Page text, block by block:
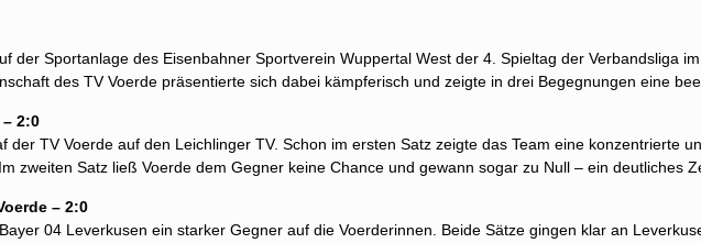
der Sportanlage des Eisenbahner Sportverein Wuppertal West der 4. Spieltag der Verbandsliga
des TV Voerde präsentierte sich dabei kämpferisch und zeigte in drei Begegnungen eine
2:0
der TV Voerde auf den Leichlinger TV. Schon im ersten Satz zeigte das Team eine konzentrierte
zweiten Satz ließ Voerde dem Gegner keine Chance und gewann sogar zu Null – ein deutliches
– 2:0
04 Leverkusen ein starker Gegner auf die Voerderinnen. Beide Sätze gingen klar an